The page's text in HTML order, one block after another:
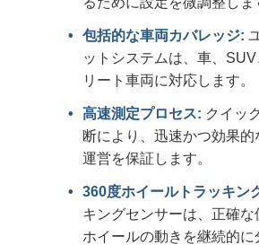
包括的な車両カバレッジ:
ットシステムは、車、
リート車両に対応します。
高速測定プロセス: クイッ
断により、迅速かつ効果
運営を保証します。
360度ホイールトラッキン
キングセンサーは、正確な
ホイールの動きを継続的に